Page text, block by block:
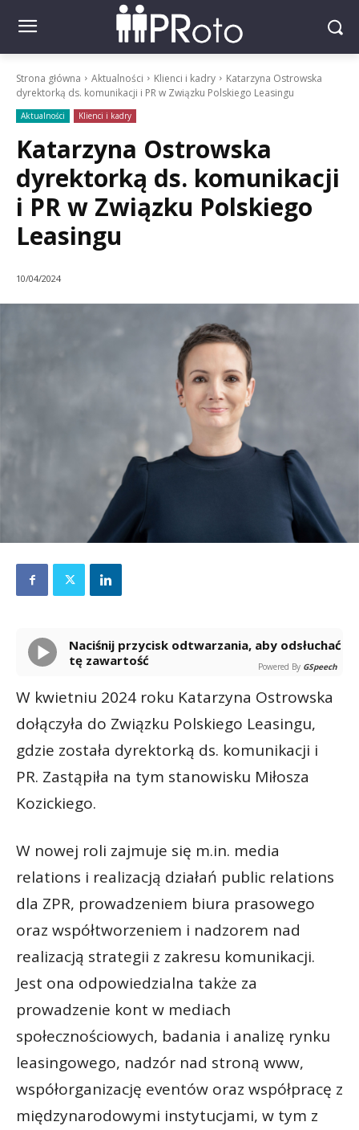
Strona główna Aktualności Klienci i kadry
Katarzyna Ostrowska
dyrektorką ds. komunikacji i PR w Związku Polskiego Leasingu
Aktualności Klienci i kadry
Katarzyna Ostrowska
dyrektorką ds. komunikacji
i PR w Związku Polskiego
Leasingu
10/04/2024
Naciśnij przycisk odtwarzania, aby odsłuchać
tę zawartość
Powered By GSpeech
W kwietniu 2024 roku Katarzyna Ostrowska
dołączyła do Związku Polskiego Leasingu,
gdzie została dyrektorką ds. komunikacji i
PR. Zastąpiła na tym stanowisku Miłosza
Kozickiego.
W nowej roli zajmuje się m.in. media
relations i realizacją działań public relations
dla ZPR, prowadzeniem biura prasowego
oraz współtworzeniem i nadzorem nad
realizacją strategii z zakresu komunikacji.
Jest ona odpowiedzialna także za
prowadzenie kont w mediach
społecznościowych, badania i analizę rynku
leasingowego, nadzór nad stroną www,
współorganizację eventów oraz współpracę z
międzynarodowymi instytucjami, w tym z